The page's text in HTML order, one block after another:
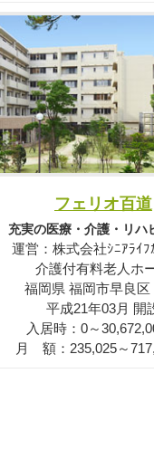
フェリオ百道
充実の医療・介護・リハ
運営：株式会社ｼﾆｱﾗｲﾌ
介護付有料老人ホ
福岡県 福岡市早良区
平成21年03月 開
入居時：0～
月 額：235,025～